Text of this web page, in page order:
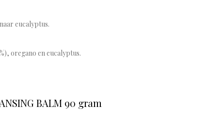
eucalyptus.
oregano en eucalyptus.
BALM 90 gram